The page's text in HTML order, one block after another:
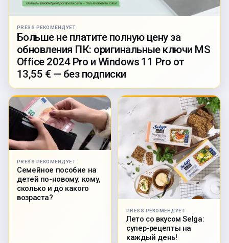
PRESS РЕКОМЕНДУЕТ
Больше не платите полную цену за
обновления ПК: оригинальные ключи MS
Office 2024 Pro и Windows 11 Pro от
13,55 € — без подписки
PRESS РЕКОМЕНДУЕТ
Семейное пособие на
детей по-новому: кому,
сколько и до какого
возраста?
PRESS РЕКОМЕНДУЕТ
Лето со вкусом Selga:
супер-рецепты на
каждый день!